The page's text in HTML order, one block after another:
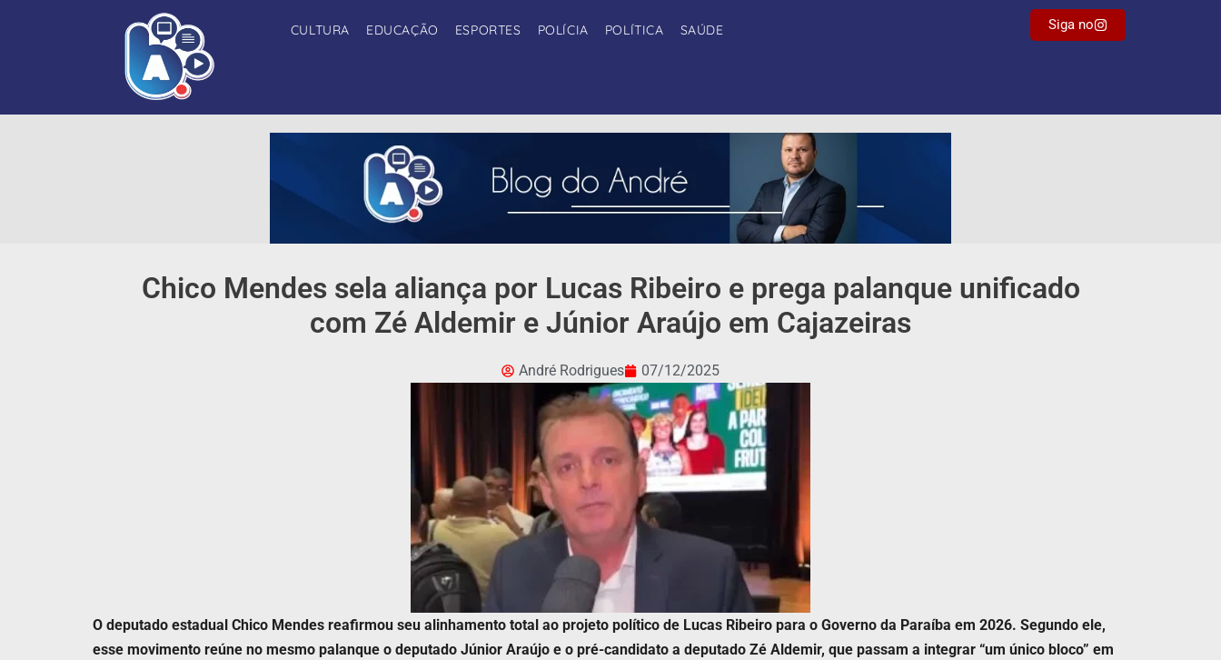
CULTURA EDUCAÇÃO ESPORTES POLÍCIA POLÍTICA SAÚDE Siga no
Chico Mendes sela aliança por Lucas Ribeiro e prega palanque unificado
com Zé Aldemir e Júnior Araújo em Cajazeiras
André Rodrigues 07/12/2025
O deputado estadual Chico Mendes reafirmou seu alinhamento total ao projeto político de Lucas Ribeiro para o Governo da Paraíba em 2026. Segundo ele,
esse movimento reúne no mesmo palanque o deputado Júnior Araújo e o pré-candidato a deputado Zé Aldemir, que passam a integrar “um único bloco” em